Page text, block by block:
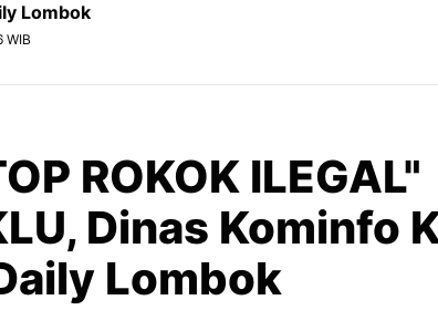
Lombok
WIB
ROKOK ILEGAL"
Dinas Kominfo
Lombok